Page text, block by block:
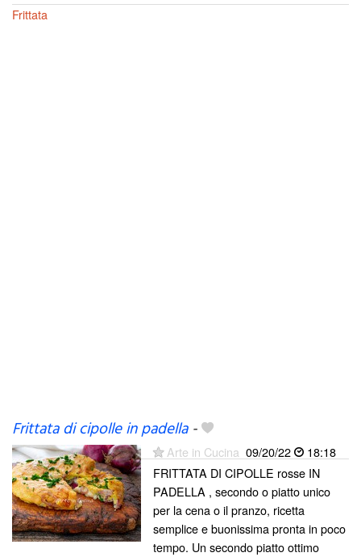
Frittata
Frittata di cipolle in padella-
Arte in Cucina 09/20/22
18:18
FRITTATA DI CIPOLLE rosse IN
PADELLA , secondo o piatto unico
per la cena o il pranzo, ricetta
semplice e buonissima pronta in poco
tempo. Un secondo piatto ottimo